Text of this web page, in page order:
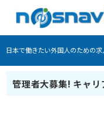
日本で働きたい外国人のための
管理者大募集! キャ